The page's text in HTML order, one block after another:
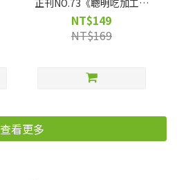
品》21招快樂減量，漸
進、客製化調整兼顧美味
與營養
NT$149
NT$169
查看更多